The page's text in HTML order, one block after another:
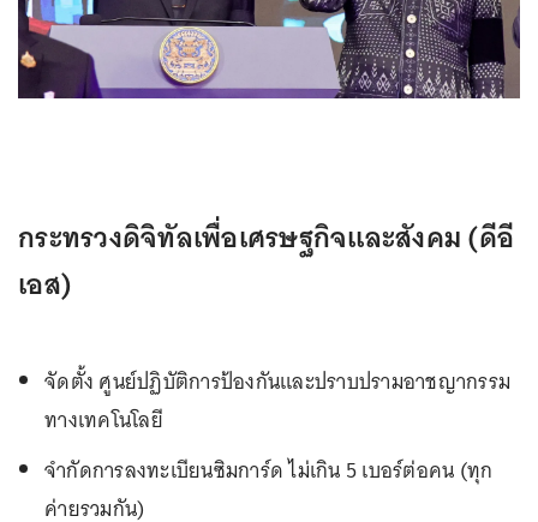
กระทรวงดิจิทัลเพื่อเศรษฐกิจและสังคม (ดีอี
เอส)
จัดตั้ง ศูนย์ปฏิบัติการป้องกันและปราบปรามอาชญากรรม
ทางเทคโนโลยี
จำกัดการลงทะเบียนซิมการ์ด ไม่เกิน 5 เบอร์ต่อคน (ทุก
ค่ายรวมกัน)